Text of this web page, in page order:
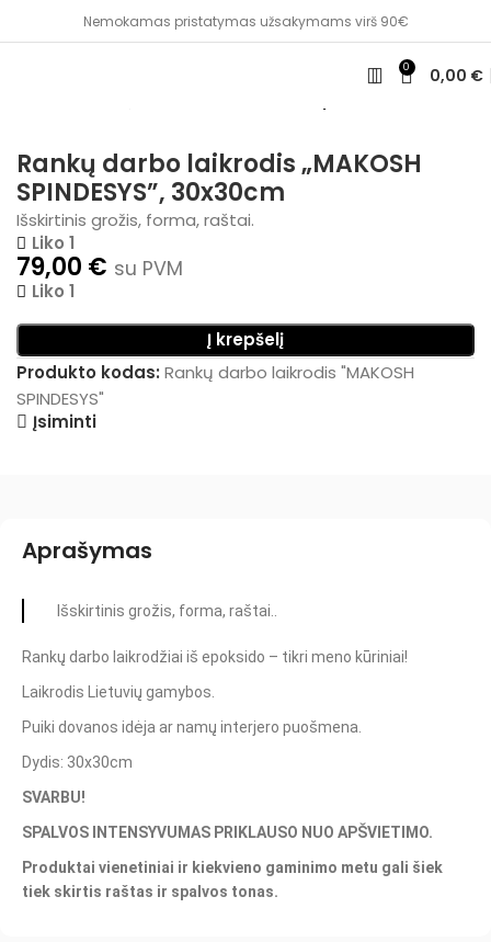
Nemokamas pristatymas užsakymams virš 90€
0 0,00 €
Rankų darbo laikrodis „MAKOSH
SPINDESYS”, 30x30cm
Išskirtinis grožis, forma, raštai.
Liko 1
79,00 € su PVM
Liko 1
Į krepšelį
Produkto kodas: Rankų darbo laikrodis "MAKOSH
SPINDESYS"
Įsiminti
Aprašymas
Išskirtinis grožis, forma, raštai..
Rankų darbo laikrodžiai iš epoksido – tikri meno kūriniai!
Laikrodis Lietuvių gamybos.
Puiki dovanos idėja ar namų interjero puošmena.
Dydis: 30x30cm
SVARBU!
SPALVOS INTENSYVUMAS PRIKLAUSO NUO APŠVIETIMO.
Produktai vienetiniai ir kiekvieno gaminimo metu gali šiek
tiek skirtis raštas ir spalvos tonas.